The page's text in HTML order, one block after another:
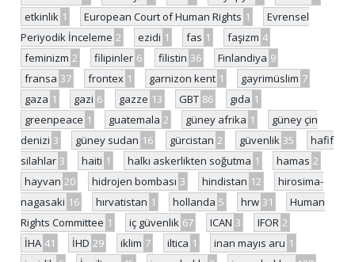
etkinlik 1 European Court of Human Rights 1
Evrensel
Periyodik İnceleme 2 ezidi 1 fas 1 faşizm 4
feminizm 2 filipinler 6 filistin 36 Finlandiya 9
fransa 37 frontex 1 garnizon kent 1 gayrimüslim 7
gaza 1 gazi 6 gazze 13 GBT 86 gıda 1
greenpeace 1 guatemala 2 güney afrika 1
güney çin
denizi 3 güney sudan 16 gürcistan 2 güvenlik 35
hafif
silahlar 3 haiti 1 halkı askerlikten soğutma 1 hamas 2
hayvan 20 hidrojen bombası 3 hindistan 12
hirosima-
nagasaki 16 hırvatistan 1 hollanda 5 hrw 31
Human
Rights Committee 1 iç güvenlik 67 ICAN 3 IFOR 2
İHA 41 İHD 29 iklim 7 iltica 1 inan mayıs aru 1